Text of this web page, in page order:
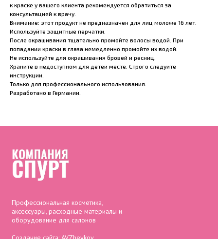
к краске у вашего клиента рекомендуется обратиться за
консультацией к врачу.
Внимание: этот продукт не предназначен для лиц моложе 16 лет.
Используйте защитные перчатки.
После окрашивания тщательно промойте волосы водой. При
попадании краски в глаза немедленно промойте их водой.
Не используйте для окрашивания бровей и ресниц.
Храните в недоступном для детей месте. Строго следуйте
инструкции.
Только для профессионального использования.
Разработано в Германии.
Профессиональная косметика,
аксессуары, расходные материалы и
оборудование для салонов